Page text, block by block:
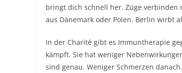
bringt dich schnell her. Züge verbinden
aus Dänemark oder Polen. Berlin wirbt
In der Charité gibt es Immuntherapie
kämpft. Sie hat weniger
sind genau. Weniger Schmerzen